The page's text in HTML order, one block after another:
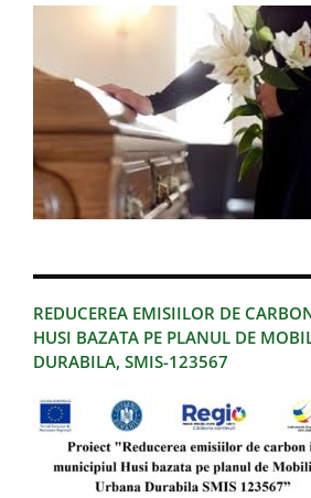
REDUCEREA EMISIILOR DE
HUSI BAZATA PE PLANUL DE
DURABILA, SMIS-123567